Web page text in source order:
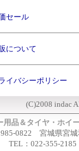
セール
について
イバシーポリシー
(C)2008 indac
用品＆タイヤ・ホイ
0822 宮城県宮城
TEL：022-355-